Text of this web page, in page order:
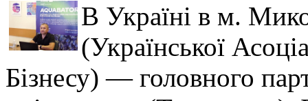
В Україні в м.
(Української
Бізнесу) — головного